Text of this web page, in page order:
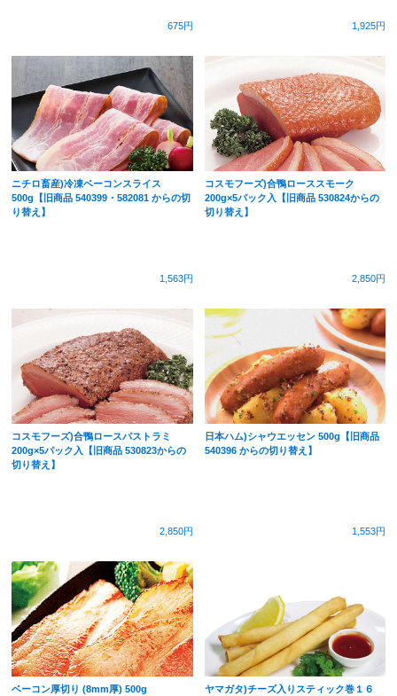
675円 1,925円
ニチロ畜産)冷凍ベーコンスライス
500g【旧商品 540399・582081 からの切
り替え】
1,563円
コスモフーズ)合鴨ローススモーク
200g×5パック入【旧商品 530824からの
切り替え】
2,850円
コスモフーズ)合鴨ロースパストラミ
200g×5パック入【旧商品 530823からの
切り替え】
2,850円
日本ハム)シャウエッセン 500g【旧商品
540396 からの切り替え】
1,553円
ベーコン厚切り (8mm厚) 500g
ヤマガタ)チーズ入りスティック巻１６